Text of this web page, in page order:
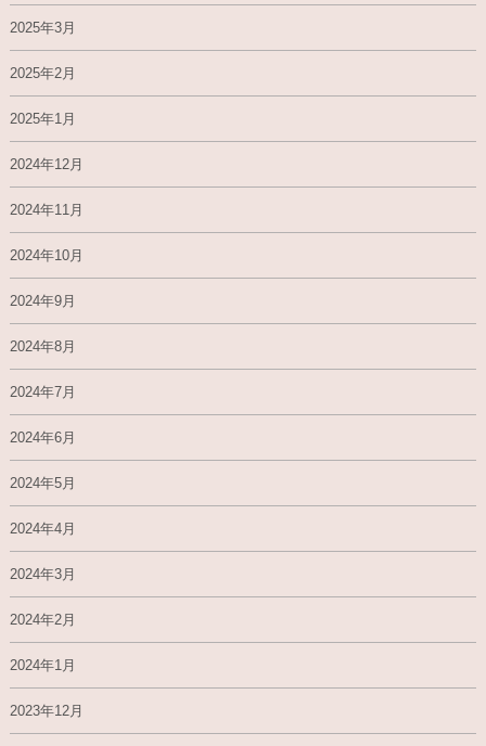
2025年3月
2025年2月
2025年1月
2024年12月
2024年11月
2024年10月
2024年9月
2024年8月
2024年7月
2024年6月
2024年5月
2024年4月
2024年3月
2024年2月
2024年1月
2023年12月